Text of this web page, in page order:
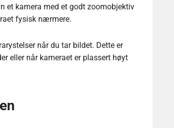
et kamera med et godt zoomobjektiv
fysisk nærmere.
når du tar bildet. Dette er
eller når kameraet er plassert høyt